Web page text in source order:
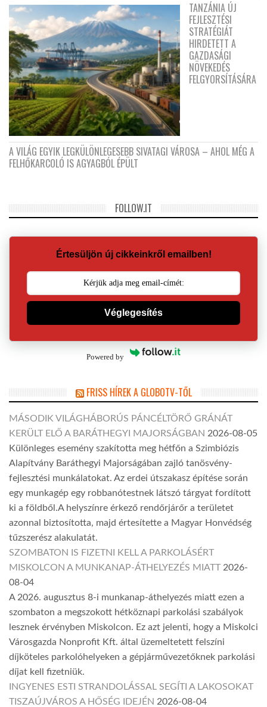
TANZÁNIA ÚJ
FEJLESZTÉSI
STRATÉGIÁT
HIRDETETT A
GAZDASÁGI
NÖVEKEDÉS
FELGYORSÍTÁSÁRA
A VILÁG EGYIK LEGKÜLÖNLEGESEBB SIVATAGI VÁROSA – AHOL MÉG A
FELHŐKARCOLÓ IS AGYAGBÓL ÉPÜLT
FOLLOW.IT
Értesüljön új cikkeinkről emailben!
Véglegesítés
Powered by
FRISS HÍREK A GLOBOTV-TŐL
MÁSODIK VILÁGHÁBORÚS PÁNCÉLTÖRŐ GRÁNÁT
KERÜLT ELŐ A BARÁTHEGYI MAJORSÁGBAN 2026-08-05
Különleges esemény szakította meg hétfőn a Szimbiózis
Alapítvány Baráthegyi Majorságában zajló tanösvény-
fejlesztési munkálatokat. Az erdei útszakasz építése során
egy munkagép egy robbanótestnek látszó tárgyat fordított
ki a földből.A helyszínre érkező rendőrjárőr a területet
azonnal biztosította, majd értesítette a Magyar Honvédség
tűzszerész alakulatát.
SZOMBATON IS FIZETNI KELL A PARKOLÁSÉRT
MISKOLCON A MUNKANAP-ÁTHELYEZÉS MIATT 2026-
08-04
A 2026. augusztus 8-i munkanap-áthelyezés miatt ezen a
szombaton a megszokott hétköznapi parkolási szabályok
lesznek érvényben Miskolcon. Ez azt jelenti, hogy a Miskolci
Városgazda Nonprofit Kft. által üzemeltetett felszíni
díjköteles parkolóhelyeken a gépjárművezetőknek parkolási
díjat kell fizetniük.
INGYENES ESTI STRANDOLÁSSAL SEGÍTI A LAKOSOKAT
TISZAÚJVÁROS A HŐSÉG IDEJÉN 2026-08-04